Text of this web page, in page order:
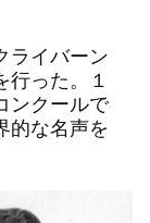
ライバーン
行った。１
ンクールで
的な名声を